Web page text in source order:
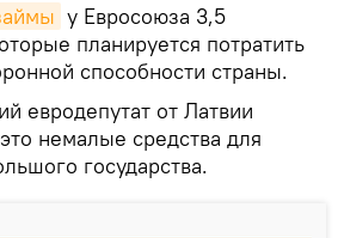
у Евросоюза 3,5
планируется потратить
способности страны.
евродепутат от Латвии
немалые средства для
государства.